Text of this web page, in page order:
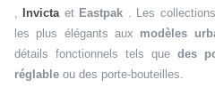
Invicta et Eastpak . Les
les plus élégants aux modèles
détails fonctionnels tels que des
réglable ou des porte-bouteilles.